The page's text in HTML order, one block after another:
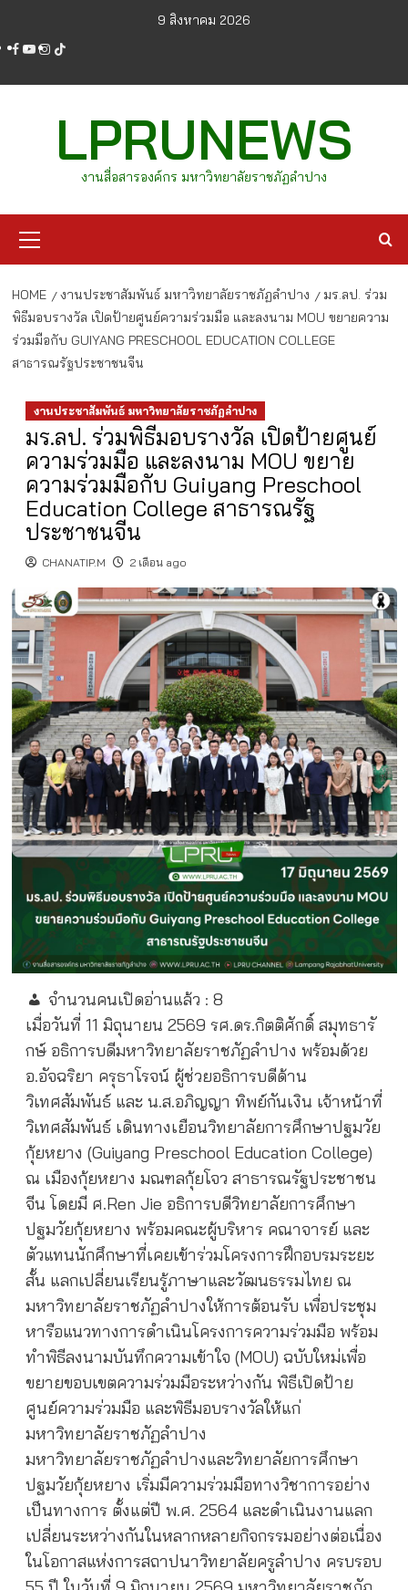
content
9 สิงหาคม 2026
facebook
youtube
instagram
tiktok
LPRUNEWS
งานสื่อสารองค์กร มหาวิทยาลัยราชภัฏลำปาง
Menu
HOME งานประชาสัมพันธ์ มหาวิทยาลัยราชภัฏลำปาง
มร.ลป. ร่วม
พิธีมอบรางวัล เปิดป้ายศูนย์ความร่วมมือ และลงนาม MOU ขยายความ
ร่วมมือกับ GUIYANG PRESCHOOL EDUCATION COLLEGE
สาธารณรัฐประชาชนจีน
งานประชาสัมพันธ์ มหาวิทยาลัยราชภัฏลำปาง
มร.ลป. ร่วมพิธีมอบรางวัล เปิดป้ายศูนย์
ความร่วมมือ และลงนาม MOU ขยาย
ความร่วมมือกับ Guiyang Preschool
Education College สาธารณรัฐ
ประชาชนจีน
CHANATIP.M 2 เดือน ago
จำนวนคนเปิดอ่านแล้ว : 8
เมื่อวันที่ 11 มิถุนายน 2569 รศ.ดร.กิตติศักดิ์ สมุทธารั
กษ์ อธิการบดีมหาวิทยาลัยราชภัฏลำปาง พร้อมด้วย
อ.อัจฉริยา ครุธาโรจน์ ผู้ช่วยอธิการบดีด้าน
วิเทศสัมพันธ์ และ น.ส.อภิญญา ทิพย์กันเงิน เจ้าหน้าที่
วิเทศสัมพันธ์ เดินทางเยือนวิทยาลัยการศึกษาปฐมวัย
กุ้ยหยาง (Guiyang Preschool Education College)
ณ เมืองกุ้ยหยาง มณฑลกุ้ยโจว สาธารณรัฐประชาชน
จีน โดยมี ศ.Ren Jie อธิการบดีวิทยาลัยการศึกษา
ปฐมวัยกุ้ยหยาง พร้อมคณะผู้บริหาร คณาจารย์ และ
ตัวแทนนักศึกษาที่เคยเข้าร่วมโครงการฝึกอบรมระยะ
สั้น แลกเปลี่ยนเรียนรู้ภาษาและวัฒนธรรมไทย ณ
มหาวิทยาลัยราชภัฏลำปางให้การต้อนรับ เพื่อประชุม
หารือแนวทางการดำเนินโครงการความร่วมมือ พร้อม
ทำพิธีลงนามบันทึกความเข้าใจ (MOU) ฉบับใหม่เพื่อ
ขยายขอบเขตความร่วมมือระหว่างกัน พิธีเปิดป้าย
ศูนย์ความร่วมมือ และพิธีมอบรางวัลให้แก่
มหาวิทยาลัยราชภัฏลำปาง
มหาวิทยาลัยราชภัฏลำปางและวิทยาลัยการศึกษา
ปฐมวัยกุ้ยหยาง เริ่มมีความร่วมมือทางวิชาการอย่าง
เป็นทางการ ตั้งแต่ปี พ.ศ. 2564 และดำเนินงานแลก
เปลี่ยนระหว่างกันในหลากหลายกิจกรรมอย่างต่อเนื่อง
ในโอกาสแห่งการสถาปนาวิทยาลัยครูลำปาง ครบรอบ